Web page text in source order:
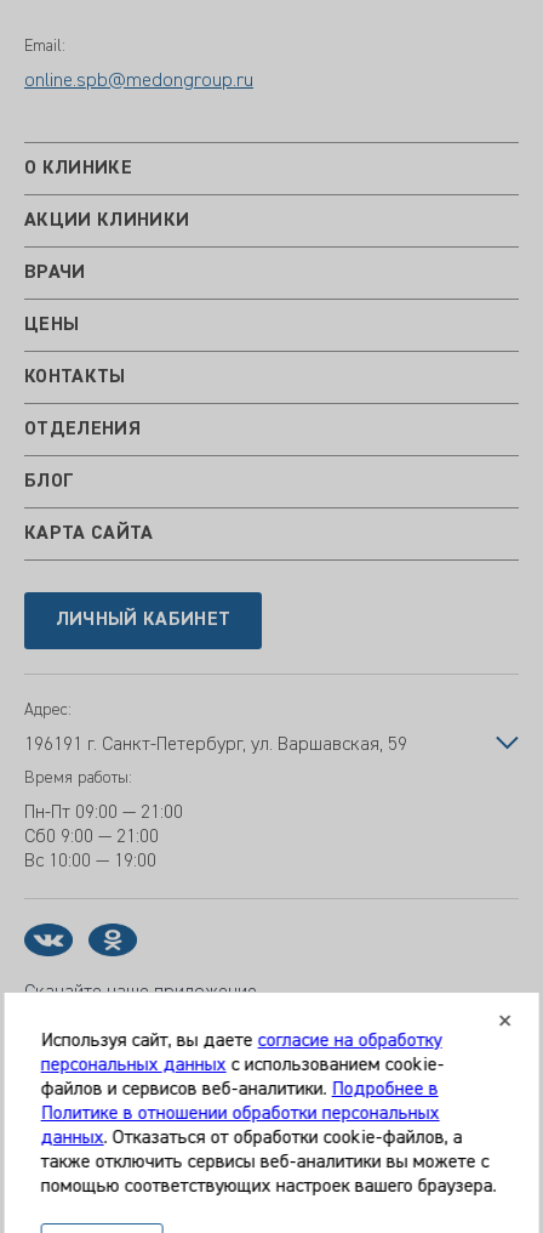
Email:
online.spb@medongroup.ru
О КЛИНИКЕ
АКЦИИ КЛИНИКИ
ВРАЧИ
ЦЕНЫ
КОНТАКТЫ
ОТДЕЛЕНИЯ
БЛОГ
КАРТА САЙТА
ЛИЧНЫЙ КАБИНЕТ
Адрес:
196191 г. Санкт-Петербург, ул. Варшавская, 59
Время работы:
Пн-Пт 09:00 — 21:00
Сб0 9:00 — 21:00
Вс 10:00 — 19:00
Скачайте наше приложение
© 2026 Клиника «МЕДИКАЛ ОН ГРУП»
Все права защищены
Информация, представленная на сайте, является
Используя сайт, вы даете согласие на обработку
персональных данныхс использованием cookie-
файлов и сервисов веб-аналитики. Подробнее в
Политике в отношении обработки персональных
данных. Отказаться от обработки cookie-файлов, а
также отключить сервисы веб-аналитики вы можете с
помощью соответствующих настроек вашего браузера.